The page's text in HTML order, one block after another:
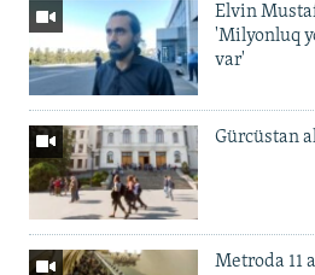
Elvin
'Milyonluq
var'
Gürcüstan
Metroda 11